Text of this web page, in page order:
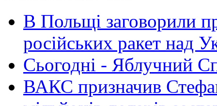
В Польщі заговорили
російських ракет над
Сьогодні - Яблучний
ВАКС призначив